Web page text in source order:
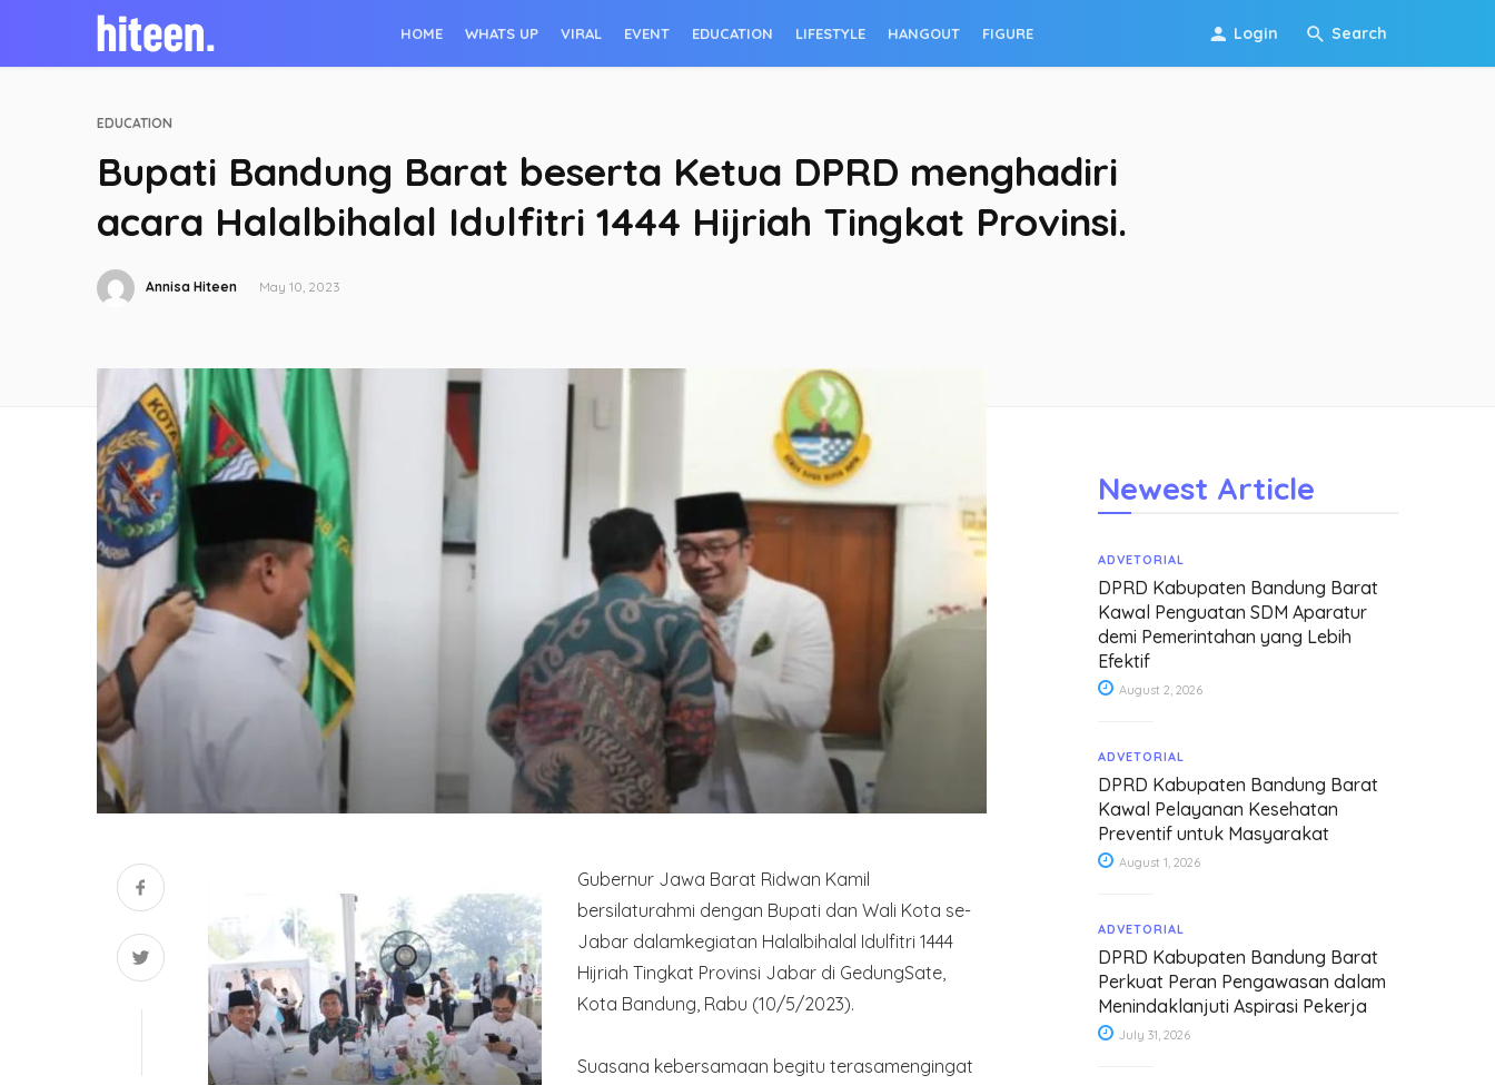
HOME WHATS UP VIRAL EVENT EDUCATION LIFESTYLE HANGOUT FIGURE Login Search
EDUCATION
Bupati Bandung Barat beserta Ketua DPRD menghadiri
acara Halalbihalal Idulfitri 1444 Hijriah Tingkat Provinsi.
Annisa Hiteen May 10, 2023
Gubernur Jawa Barat Ridwan Kamil
bersilaturahmi dengan Bupati dan Wali Kota se-
Jabar dalamkegiatan Halalbihalal Idulfitri 1444
Hijriah Tingkat Provinsi Jabar di GedungSate,
Kota Bandung, Rabu (10/5/2023).
Suasana kebersamaan begitu terasamengingat
Newest Article
ADVETORIAL
DPRD Kabupaten Bandung Barat
Kawal Penguatan SDM Aparatur
demi Pemerintahan yang Lebih
Efektif
August 2, 2026
ADVETORIAL
DPRD Kabupaten Bandung Barat
Kawal Pelayanan Kesehatan
Preventif untuk Masyarakat
August 1, 2026
ADVETORIAL
DPRD Kabupaten Bandung Barat
Perkuat Peran Pengawasan dalam
Menindaklanjuti Aspirasi Pekerja
July 31, 2026